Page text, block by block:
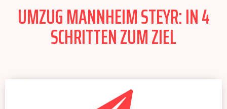
UMZUG MANNHEIM STEYR: IN 4
SCHRITTEN ZUM ZIEL